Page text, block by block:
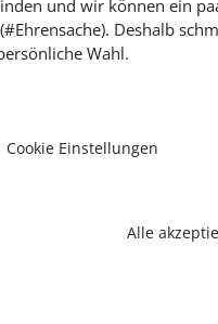
und wir können ein
Deshalb
Wahl.
Cookie Einstellungen
Alle